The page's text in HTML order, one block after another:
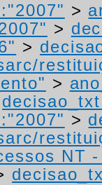
>
>
>
>
>
NT